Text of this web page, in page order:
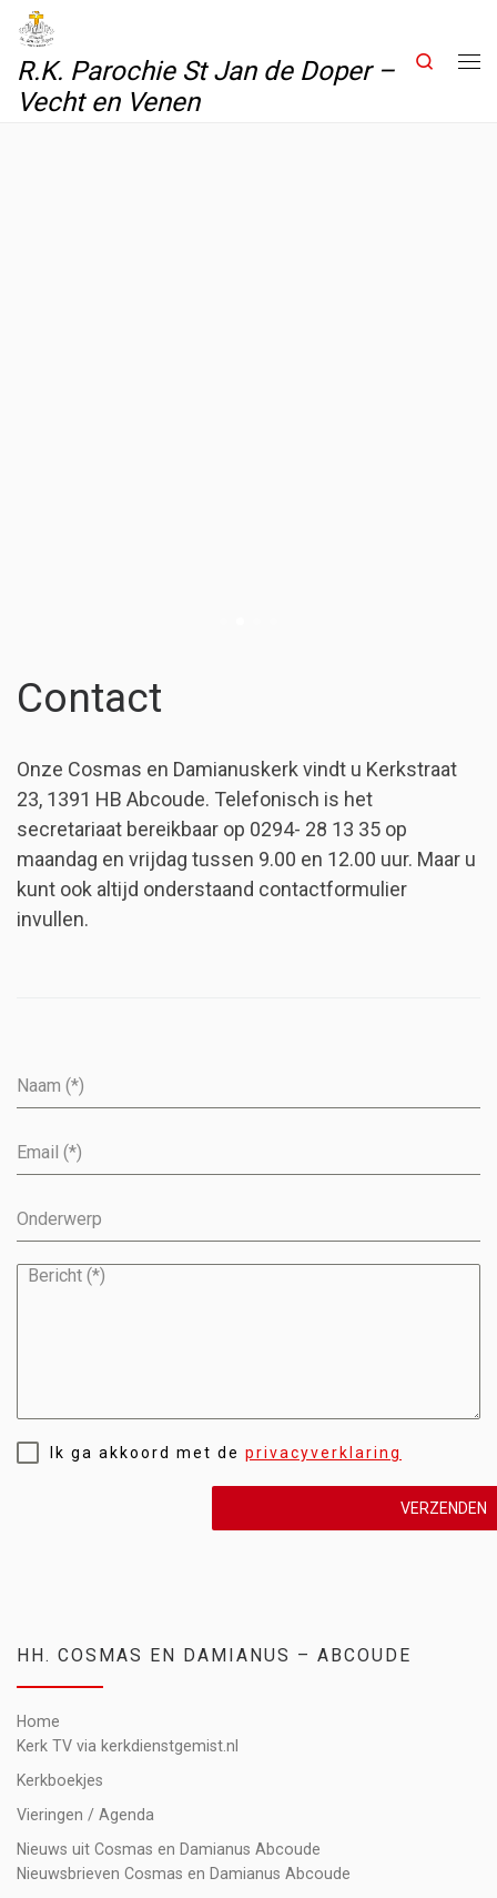
Skip to content
R.K. Parochie St Jan de Doper –
Vecht en Venen
Search
Contact
Onze Cosmas en Damianuskerk vindt u Kerkstraat
23, 1391 HB Abcoude. Telefonisch is het
secretariaat bereikbaar op 0294- 28 13 35 op
maandag en vrijdag tussen 9.00 en 12.00 uur. Maar u
kunt ook altijd onderstaand contactformulier
invullen.
Ik ga akkoord met de privacyverklaring
VERZENDEN
HH. COSMAS EN DAMIANUS – ABCOUDE
Home
Kerk TV via kerkdienstgemist.nl
Kerkboekjes
Vieringen / Agenda
Nieuws uit Cosmas en Damianus Abcoude
Nieuwsbrieven Cosmas en Damianus Abcoude